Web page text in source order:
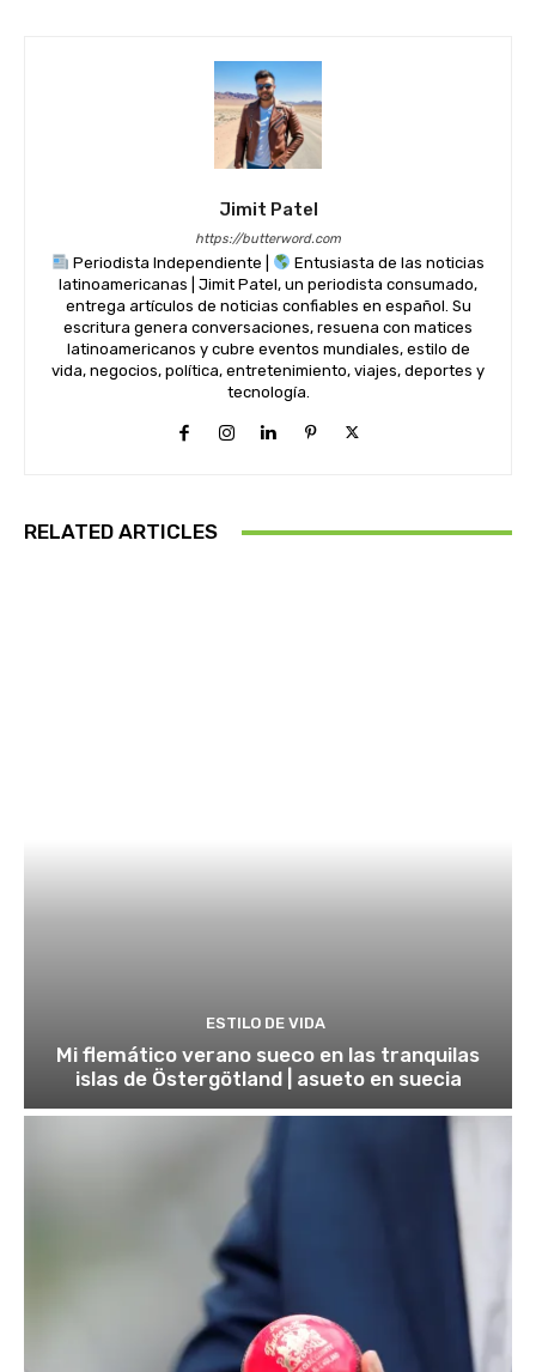
Jimit Patel
https://butterword.com
Periodista Independiente |
Entusiasta de las noticias
latinoamericanas | Jimit Patel, un periodista consumado,
entrega artículos de noticias confiables en español. Su
escritura genera conversaciones, resuena con matices
latinoamericanos y cubre eventos mundiales, estilo de
vida, negocios, política, entretenimiento, viajes, deportes y
tecnología.
RELATED ARTICLES
ESTILO DE VIDA
Mi flemático verano sueco en las tranquilas
islas de Östergötland | asueto en suecia